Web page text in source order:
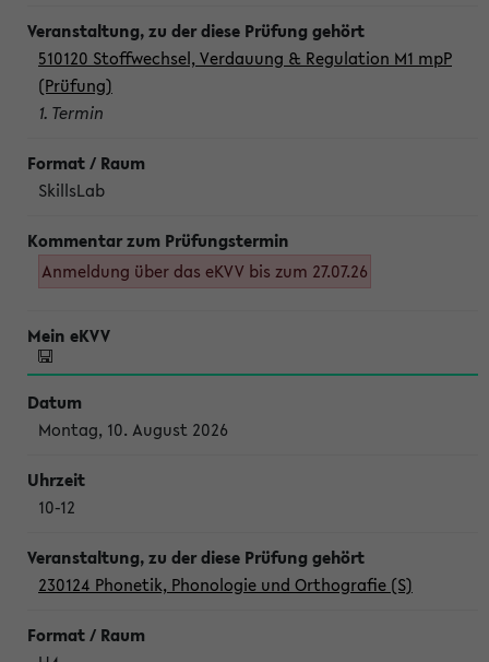
510120 Stoffwechsel, Verdauung & Regulation M1 mpP
(Prüfung)
1. Termin
SkillsLab
Anmeldung über das eKVV bis zum 27.07.26
Montag, 10. August 2026
10-12
230124 Phonetik, Phonologie und Orthografie (S)